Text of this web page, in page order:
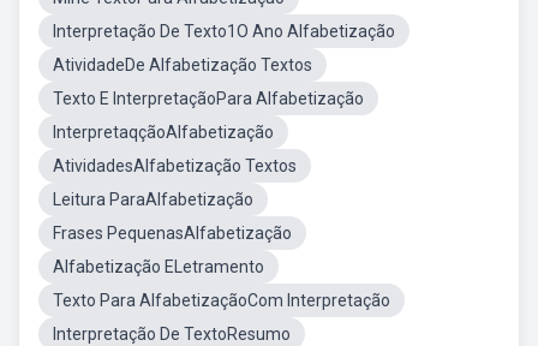
Interpretação De Texto1O Ano Alfabetização
AtividadeDe Alfabetização Textos
Texto E InterpretaçãoPara Alfabetização
InterpretaqçãoAlfabetização
AtividadesAlfabetização Textos
Leitura ParaAlfabetização
Frases PequenasAlfabetização
Alfabetização ELetramento
Texto Para AlfabetizaçãoCom Interpretação
Interpretação De TextoResumo